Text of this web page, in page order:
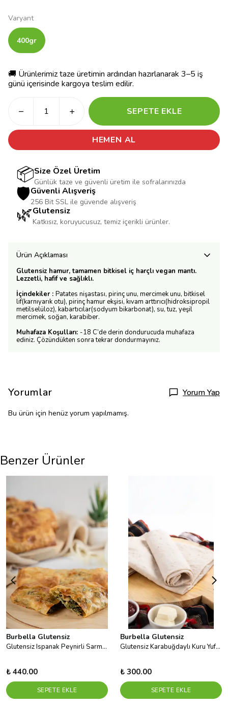
Varyant
400gr
🚚 Ürünlerimiz taze üretimin ardından hazırlanarak 3–5 iş
günü içerisinde kargoya teslim edilir.
SEPETE EKLE
HEMEN AL
📦Size Özel Üretim
Günlük taze ve güvenli üretim ile sofralarınızda
🛡️Güvenli Alışveriş
256 Bit SSL ile güvende alışveriş
🌿Glutensiz
Katkısız, koruyucusuz, temiz içerikli ürünler.
Ürün Açıklaması
Glutensiz hamur, tamamen bitkisel iç harçlı vegan mantı.
Lezzetli, hafif ve sağlıklı.
İçindekiler : Patates nişastası, pirinç unu, mercimek unu, bitkisel
lif(karnıyarık otu), pirinç hamur ekşisi, kıvam arttırıcı(hidroksipropil
metilselüloz), kabartıcılar(sodyum bikarbonat), su, tuz, yeşil
mercimek, soğan, karabiber.
Muhafaza Koşulları: -18 C’de derin dondurucuda muhafaza
ediniz. Çözündükten sonra tekrar dondurmayınız.
Yorumlar Yorum Yap
Bu ürün için henüz yorum yapılmamış.
Benzer Ürünler
Burbella Glutensiz
Glutensiz Ispanak Peynirli Sarma Böreği 4adet
₺ 440.00
SEPETE EKLE
Burbella Glutensiz
Glutensiz Karabuğdaylı Kuru Yufka 140 G X 3 Adet
₺ 300.00
SEPETE EKLE